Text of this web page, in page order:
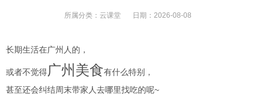
所属分类： 云课堂 日期： 2026-08-08
长期生活在广州人的，
或者不觉得广州美食有什么特别，
甚至还会纠结周末带家人去哪里找吃的呢~